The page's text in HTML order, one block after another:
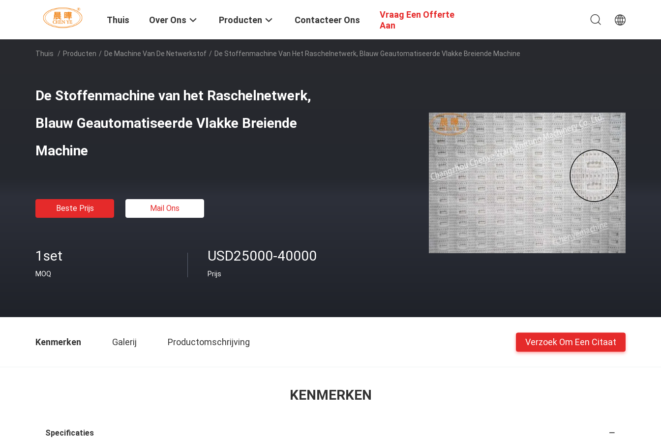
Thuis Over Ons Producten Contacteer Ons
Vraag Een Offerte
Aan
Thuis / Producten / De Machine Van De Netwerkstof / De Stoffenmachine Van Het Raschelnetwerk, Blauw Geautomatiseerde Vlakke Breiende Machine
De Stoffenmachine van het Raschelnetwerk,
Blauw Geautomatiseerde Vlakke Breiende
Machine
Beste Prijs Mail Ons
1set
MOQ
USD25000-40000
Prijs
Kenmerken Galerij Productomschrijving Verzoek Om Een Citaat
KENMERKEN
Specificaties